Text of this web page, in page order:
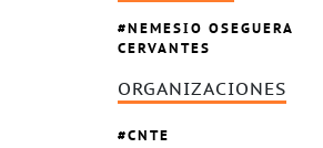
NEMESIO OSEGUERA
CERVANTES
ORGANIZACIONES
CNTE